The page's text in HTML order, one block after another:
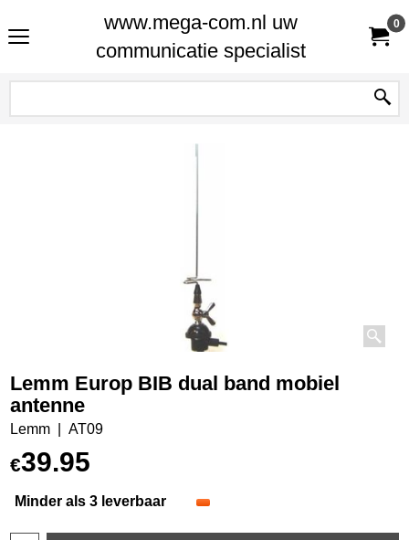
www.mega-com.nl uw
communicatie specialist
0
Lemm Europ BIB dual band mobiel
antenne
Lemm AT09
€39.95
Minder als 3 leverbaar